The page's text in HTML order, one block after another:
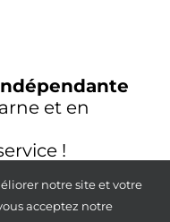
et en
!
notre site et votre
acceptez notre